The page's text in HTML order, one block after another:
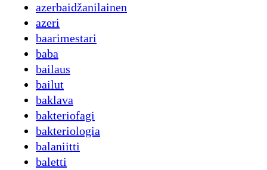
azerbaidžanilainen
azeri
baarimestari
baba
bailaus
bailut
baklava
bakteriofagi
bakteriologia
balaniitti
baletti